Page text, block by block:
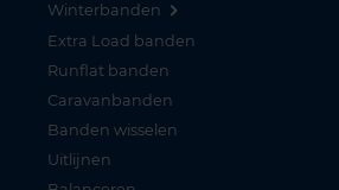
Winterbanden
Extra Load banden
Runflat banden
Caravanbanden
Banden wisselen
Uitlijnen